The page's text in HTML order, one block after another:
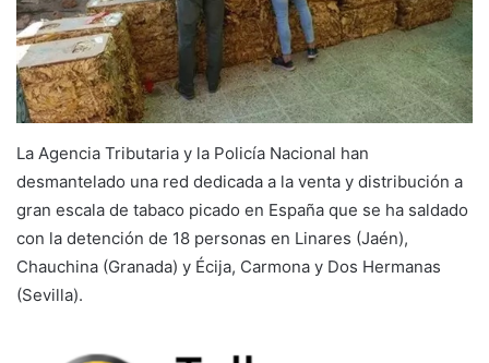
La Agencia Tributaria y la Policía Nacional han
desmantelado una red dedicada a la venta y distribución a
gran escala de tabaco picado en España que se ha saldado
con la detención de 18 personas en Linares (Jaén),
Chauchina (Granada) y Écija, Carmona y Dos Hermanas
(Sevilla).